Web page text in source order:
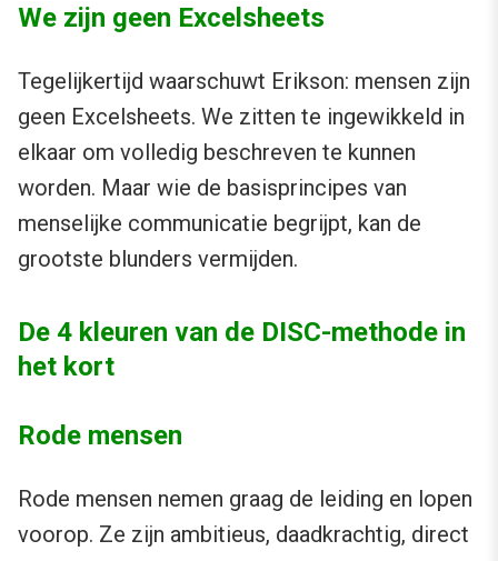
We zijn geen Excelsheets
Tegelijkertijd waarschuwt Erikson: mensen zijn
geen Excelsheets. We zitten te ingewikkeld in
elkaar om volledig beschreven te kunnen
worden. Maar wie de basisprincipes van
menselijke communicatie begrijpt, kan de
grootste blunders vermijden.
De 4 kleuren van de DISC-methode in
het kort
Rode mensen
Rode mensen nemen graag de leiding en lopen
voorop. Ze zijn ambitieus, daadkrachtig, direct